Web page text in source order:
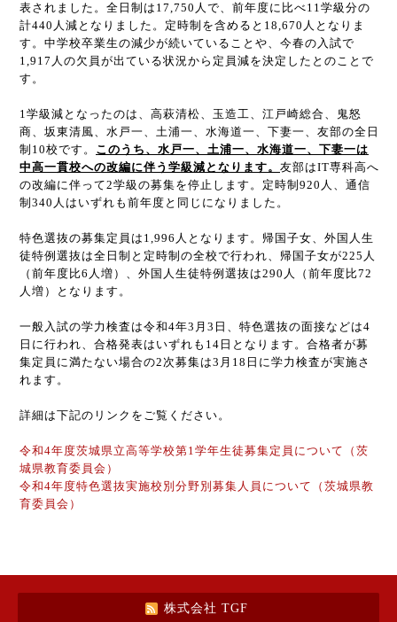
表されました。全日制は17,750人で、前年度に比べ11学級分の
計440人減となりました。定時制を含めると18,670人となりま
す。中学校卒業生の減少が続いていることや、今春の入試で
1,917人の欠員が出ている状況から定員減を決定したとのことで
す。
1学級減となったのは、高萩清松、玉造工、江戸崎総合、鬼怒
商、坂東清風、水戸一、土浦一、水海道一、下妻一、友部の全日
制10校です。 このうち、水戸一、土浦一、水海道一、下妻一は
中高一貫校への改編に伴う学級減となります。 友部はIT専科高へ
の改編に伴って2学級の募集を停止します。定時制920人、通信
制340人はいずれも前年度と同じになりました。
特色選抜の募集定員は1,996人となります。帰国子女、外国人生
徒特例選抜は全日制と定時制の全校で行われ、帰国子女が225人
（前年度比6人増）、外国人生徒特例選抜は290人（前年度比72
人増）となります。
一般入試の学力検査は令和4年3月3日、特色選抜の面接などは4
日に行われ、合格発表はいずれも14日となります。合格者が募
集定員に満たない場合の2次募集は3月18日に学力検査が実施さ
れます。
詳細は下記のリンクをご覧ください。
令和4年度茨城県立高等学校第1学年生徒募集定員について（茨
城県教育委員会）
令和4年度特色選抜実施校別分野別募集人員について（茨城県教
育委員会）
株式会社 TGF